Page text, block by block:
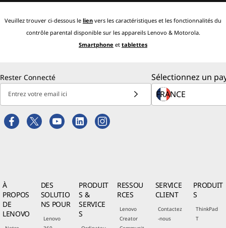
Veuillez trouver ci-dessous le lien vers les caractéristiques et les fonctionnalités du
contrôle parental disponible sur les appareils Lenovo & Motorola.
Smartphone et tablettes
Rester Connecté
Entrez votre email ici
Sélectionnez un
À
PROPOS
DE
LENOVO
DES
SOLUTIO
NS POUR
Lenovo
PRODUIT
S &
SERVICE
S
RESSOU
RCES
Lenovo
Creator
SERVICE
CLIENT
Contactez
-nous
PRODUIT
S
ThinkPad
T